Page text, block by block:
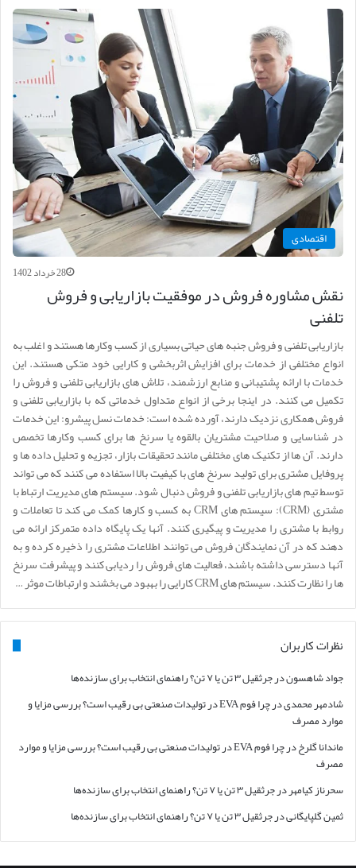
اقتصادی
28 خرداد 1402
نقش مشاوره فروش در موفقیت بازاریابی و فروش
تلفنی
بازاریابی تلفنی و فروش جنبه های حیاتی بسیاری از کسب وکارها هستند و اغلب به
انواع مختلفی از خدمات برای افزایش اثربخشی و کارایی خود متکی هستند. این
خدمات با ارائه پشتیبانی و منابع ارزشمند، تلاش های بازاریابی تلفنی و فروش را
تکمیل می کنند. در اینجا برخی از انواع متداول خدماتی که با بازاریابی تلفنی و
فروش همکاری نزدیک دارند، آورده شده است: خدمات نسل پیشرو: این خدمات
در شناسایی و صلاحیت مشتریان بالقوه یا سرنخ ها برای کسب وکارها تخصص
دارند. آن ها از تکنیک های مختلفی مانند تحقیقات بازار، تجزیه و تحلیل داده ها و
پروفایل مشتری برای تولید سرنخ های با کیفیت بالا استفاده می کنند که می تواند
توسط تیم های بازاریابی تلفنی و فروش دنبال شود. سیستم های مدیریت ارتباط با
مشتری (CRM): سیستم های CRM به کسب و کارها کمک می کند تا تعاملات و
روابط با مشتری را مدیریت و پیگیری کنند. آنها یک پایگاه داده متمرکز ارائه می
دهند که در آن نمایندگان فروش می توانند اطلاعات مشتری را ذخیره کرده و به
آنها دسترسی داشته باشند، فعالیت های فروش را ردیابی کنند و پیشرفت سرنخ
ها را نظارت کنند. سیستم های CRM کارایی را بهبود می بخشند و ارتباطات موثر …
نظرات کاربران
جواد شاهسوندرجرثقیل ۳ تن یا ۷ تن؟ راهنمای انتخاب برای سازنده‌ها
شادمهر محمدیدر
چرا فوم EVA در تولیدات صنعتی بی رقیب است؟ بررسی مزایا و
موارد مصرف
ماندانا گلرخدر
چرا فوم EVA در تولیدات صنعتی بی رقیب است؟ بررسی مزایا و موارد
مصرف
سحرناز کیامهردرجرثقیل ۳ تن یا ۷ تن؟ راهنمای انتخاب برای سازنده‌ها
ثمین گلپایگانیدرجرثقیل ۳ تن یا ۷ تن؟ راهنمای انتخاب برای سازنده‌ها